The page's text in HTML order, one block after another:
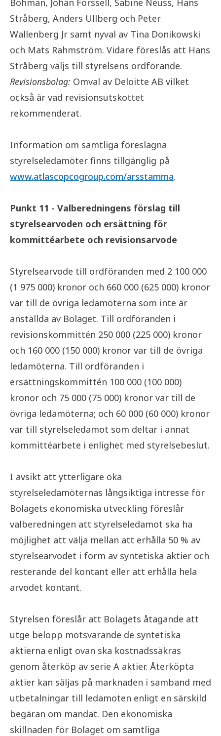
Bohman, Johan Forssell, Sabine Neuss, Hans
Stråberg, Anders Ullberg och Peter
Wallenberg Jr samt nyval av Tina Donikowski
och Mats Rahmström. Vidare föreslås att Hans
Stråberg väljs till styrelsens ordförande.
Revisionsbolag: Omval av Deloitte AB vilket
också är vad revisionsutskottet
rekommenderat.
Information om samtliga föreslagna
styrelseledamöter finns tillgänglig på
www.atlascopcogroup.com/arsstamma.
Punkt 11 - Valberedningens förslag till
styrelsearvoden och ersättning för
kommittéarbete och revisionsarvode
Styrelsearvode till ordföranden med 2 100 000
(1 975 000) kronor och 660 000 (625 000) kronor
var till de övriga ledamöterna som inte är
anställda av Bolaget. Till ordföranden i
revisionskommittén 250 000 (225 000) kronor
och 160 000 (150 000) kronor var till de övriga
ledamöterna. Till ordföranden i
ersättningskommittén 100 000 (100 000)
kronor och 75 000 (75 000) kronor var till de
övriga ledamöterna; och 60 000 (60 000) kronor
var till styrelseledamot som deltar i annat
kommittéarbete i enlighet med styrelsebeslut.
I avsikt att ytterligare öka
styrelseledamöternas långsiktiga intresse för
Bolagets ekonomiska utveckling föreslår
valberedningen att styrelseledamot ska ha
möjlighet att välja mellan att erhålla 50 % av
styrelsearvodet i form av syntetiska aktier och
resterande del kontant eller att erhålla hela
arvodet kontant.
Styrelsen föreslår att Bolagets åtagande att
utge belopp motsvarande de syntetiska
aktierna enligt ovan ska kostnadssäkras
genom återköp av serie A aktier. Återköpta
aktier kan säljas på marknaden i samband med
utbetalningar till ledamoten enligt en särskild
begäran om mandat. Den ekonomiska
skillnaden för Bolaget om samtliga